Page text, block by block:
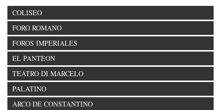
COLISEO
FORO ROMANO
FOROS IMPERIALES
EL PANTEON
TEATRO DI MARCELO
PALATINO
ARCO DE CONSTANTINO